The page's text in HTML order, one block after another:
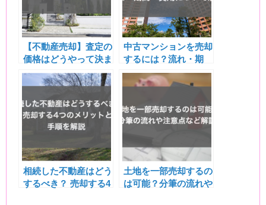
【不動産売却】査定の
価格はどうやって決ま
る？査定方法や相場の
調べ方について解説
中古マンションを売却
するには？流れ・期
間・費用について解説
相続した不動産はどう
するべき？ 売却する4
土地を一部売却するの
は可能？分筆の流れや